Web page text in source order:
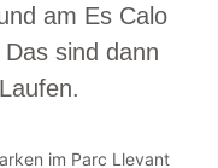
am Es Calo
sind dann
im Parc Llevant